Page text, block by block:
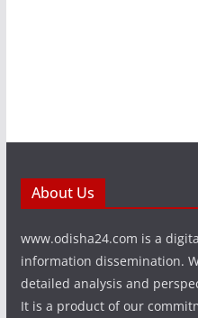
About Us
www.odisha24.com is a
information dissemination.
detailed analysis and
It is a product of our